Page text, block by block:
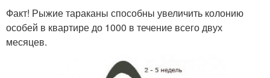
Факт! Рыжие тараканы способны увеличить колонию
особей в квартире до 1000 в течение всего двух
месяцев.